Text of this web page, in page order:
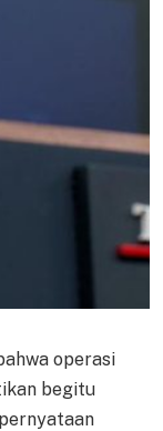
operasi
begitu